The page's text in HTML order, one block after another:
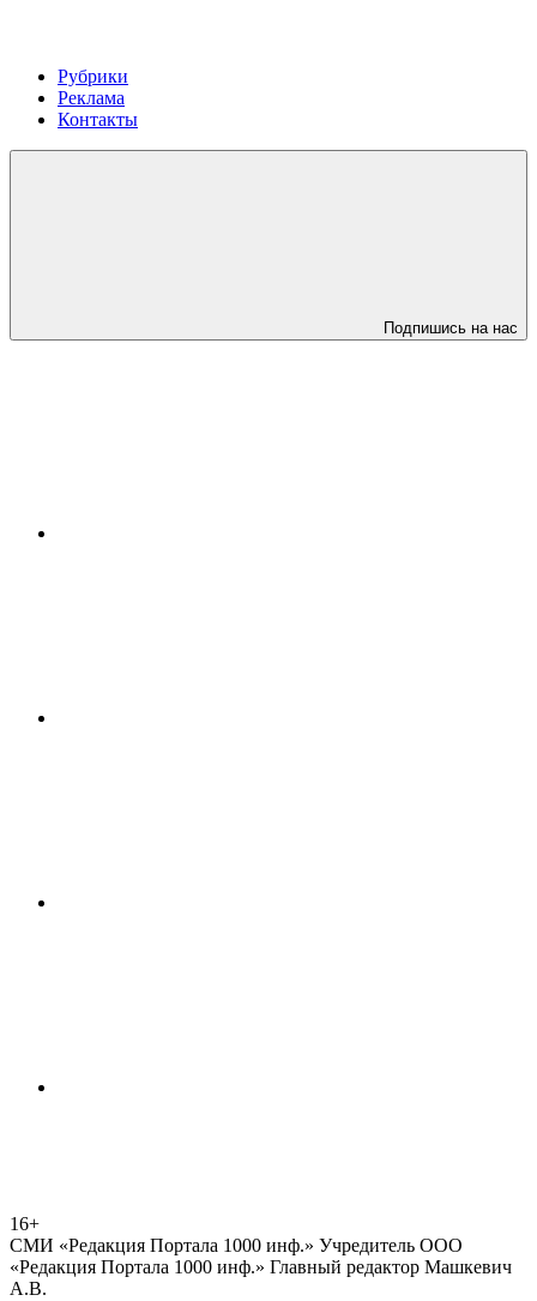
Рубрики
Реклама
Контакты
Подпишись на нас
16+
СМИ «Редакция Портала 1000 инф.» Учредитель ООО
«Редакция Портала 1000 инф.» Главный редактор Машкевич
А.В.